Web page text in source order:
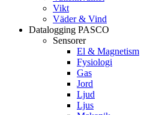
Vikt
Väder & Vind
Datalogging PASCO
Sensorer
El & Magnetism
Fysiologi
Gas
Jord
Ljud
Ljus